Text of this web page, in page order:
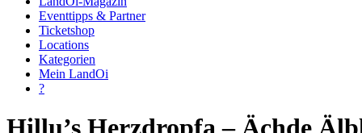
Eventtipps & Partner
Ticketshop
Locations
Kategorien
Mein LandOi
?